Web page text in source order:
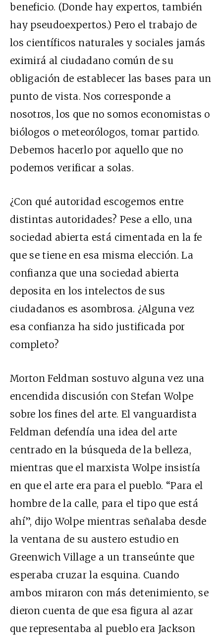
beneficio. (Donde hay expertos, también
hay pseudoexpertos.) Pero el trabajo de
los científicos naturales y sociales jamás
eximirá al ciudadano común de su
obligación de establecer las bases para un
punto de vista. Nos corresponde a
nosotros, los que no somos economistas o
biólogos o meteorólogos, tomar partido.
Debemos hacerlo por aquello que no
podemos verificar a solas.
¿Con qué autoridad escogemos entre
distintas autoridades? Pese a ello, una
sociedad abierta está cimentada en la fe
que se tiene en esa misma elección. La
confianza que una sociedad abierta
deposita en los intelectos de sus
ciudadanos es asombrosa. ¿Alguna vez
esa confianza ha sido justificada por
completo?
Morton Feldman sostuvo alguna vez una
encendida discusión con Stefan Wolpe
sobre los fines del arte. El vanguardista
Feldman defendía una idea del arte
centrado en la búsqueda de la belleza,
mientras que el marxista Wolpe insistía
en que el arte era para el pueblo. “Para el
hombre de la calle, para el tipo que está
ahí”, dijo Wolpe mientras señalaba desde
la ventana de su austero estudio en
Greenwich Village a un transeúnte que
esperaba cruzar la esquina. Cuando
ambos miraron con más detenimiento, se
dieron cuenta de que esa figura al azar
que representaba al pueblo era Jackson